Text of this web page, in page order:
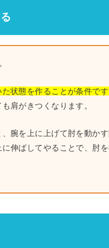
状態を作ることが条件です
肩がきつくなります。
腕を上に上げて肘を動か
伸ばしてやることで、肘